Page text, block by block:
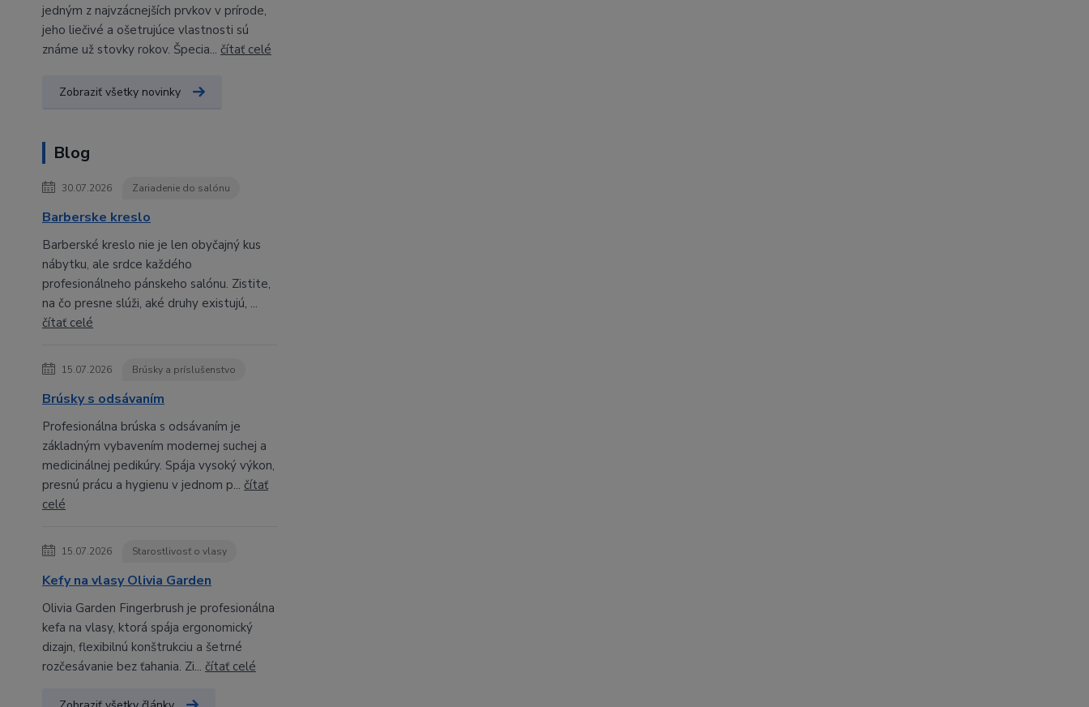
jedným z najvzácnejších prvkov v prírode,
jeho liečivé a ošetrujúce vlastnosti sú
známe už stovky rokov. Špecia... čítať celé
Zobraziť všetky novinky
Blog
30.07.2026 Zariadenie do salónu
Barberske kreslo
Barberské kreslo nie je len obyčajný kus
nábytku, ale srdce každého
profesionálneho pánskeho salónu. Zistite,
na čo presne slúži, aké druhy existujú, ...
čítať celé
15.07.2026 Brúsky a príslušenstvo
Brúsky s odsávaním
Profesionálna brúska s odsávaním je
základným vybavením modernej suchej a
medicinálnej pedikúry. Spája vysoký výkon,
presnú prácu a hygienu v jednom p... čítať
celé
15.07.2026 Starostlivosť o vlasy
Kefy na vlasy Olivia Garden
Olivia Garden Fingerbrush je profesionálna
kefa na vlasy, ktorá spája ergonomický
dizajn, flexibilnú konštrukciu a šetrné
rozčesávanie bez ťahania. Zi... čítať celé